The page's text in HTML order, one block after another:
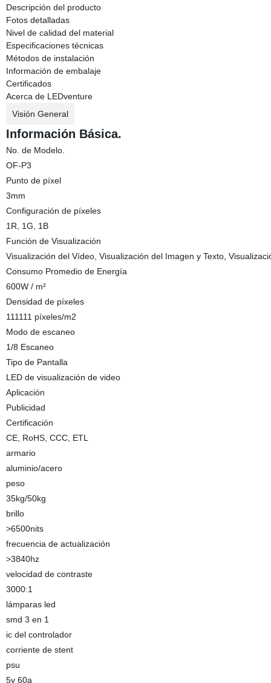
Descripción del producto
Fotos detalladas
Nivel de calidad del material
Especificaciones técnicas
Métodos de instalación
Información de embalaje
Certificados
Acerca de LEDventure
Visión General
Información Básica.
No. de Modelo.
OF-P3
Punto de píxel
3mm
Configuración de píxeles
1R, 1G, 1B
Función de Visualización
Visualización del Vídeo, Visualización del Imagen y Texto,
Consumo Promedio de Energía
600W / m²
Densidad de píxeles
111111 píxeles/m2
Modo de escaneo
1/8 Escaneo
Tipo de Pantalla
LED de visualización de video
Aplicación
Publicidad
Certificación
CE, RoHS, CCC, ETL
armario
aluminio/acero
peso
35kg/50kg
brillo
>6500nits
frecuencia de actualización
>3840hz
velocidad de contraste
3000:1
lámparas led
smd 3 en 1
ic del controlador
corriente de stent
psu
5v 60a